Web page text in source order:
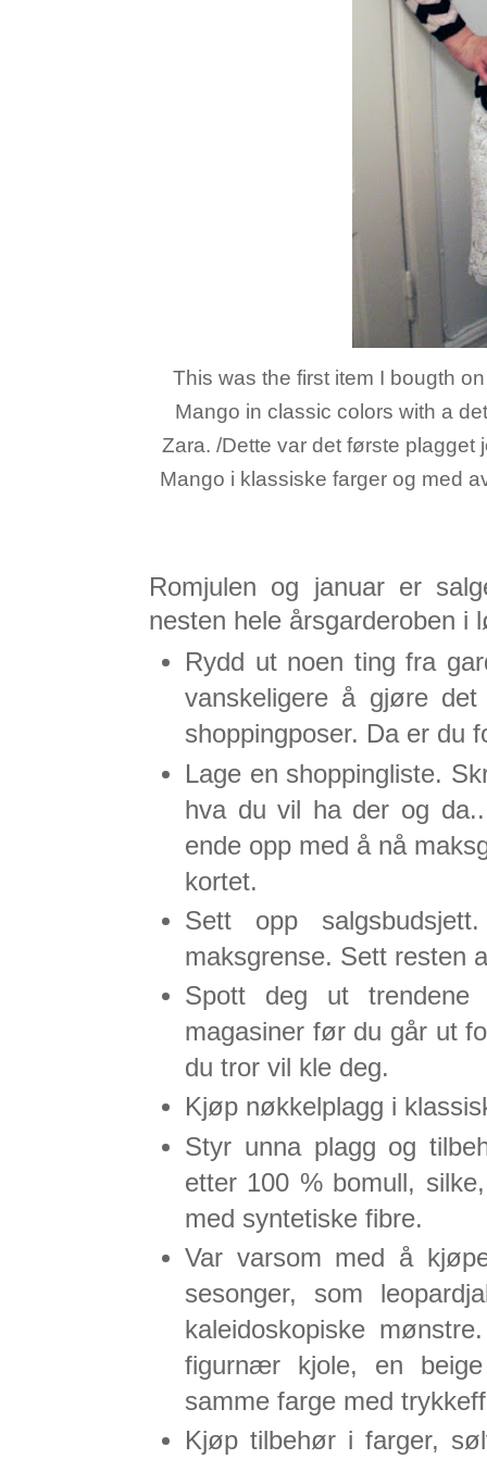
This was the first item I bougth
Mango in classic colors with a
Zara. /Dette var det første
Mango i klassiske farger og med
Romjulen og januar er
nesten hele årsgarderoben i
Rydd ut noen ting fra
vanskeligere å gjøre
shoppingposer. Da er du
Lage en shoppingliste.
hva du vil ha der og
ende opp med å nå
kortet.
Sett opp
maksgrense. Sett resten
Spott deg ut trendene
magasiner før du går ut
du tror vil kle deg.
Kjøp nøkkelplagg i
Styr unna plagg og
etter 100 % bomull,
med syntetiske fibre.
Var varsom med å
sesonger, som
kaleidoskopiske
figurnær kjole, en
samme farge med
Kjøp tilbehør i farger,